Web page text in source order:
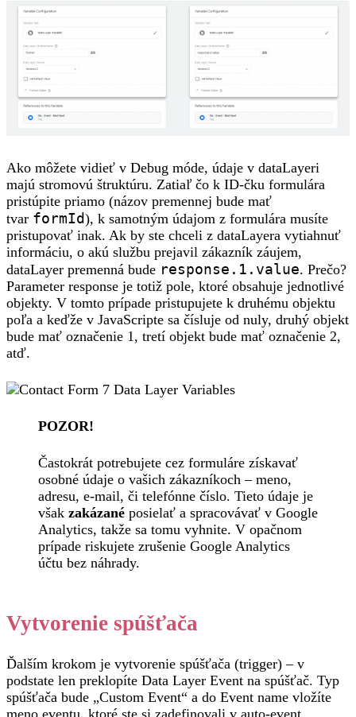
Ako môžete vidieť v Debug móde, údaje v dataLayeri
majú stromovú štruktúru. Zatiaľ čo k ID-čku formulára
pristúpite priamo (názov premennej bude mať
tvar formId), k samotným údajom z formulára musíte
pristupovať inak. Ak by ste chceli z dataLayera vytiahnuť
informáciu, o akú službu prejavil zákazník záujem,
dataLayer premenná bude response.1.value. Prečo?
Parameter response je totiž pole, ktoré obsahuje jednotlivé
objekty. V tomto prípade pristupujete k druhému objektu
poľa a keďže v JavaScripte sa čísluje od nuly, druhý objekt
bude mať označenie 1, tretí objekt bude mať označenie 2,
atď.
POZOR!
Častokrát potrebujete cez formuláre získavať
osobné údaje o vašich zákazníkoch – meno,
adresu, e-mail, či telefónne číslo. Tieto údaje je
však zakázané posielať a spracovávať v Google
Analytics, takže sa tomu vyhnite. V opačnom
prípade riskujete zrušenie Google Analytics
účtu bez náhrady.
Vytvorenie spúšťača
Ďalším krokom je vytvorenie spúšťača (trigger) – v
podstate len preklopíte Data Layer Event na spúšťač. Typ
spúšťača bude „Custom Event“ a do Event name vložíte